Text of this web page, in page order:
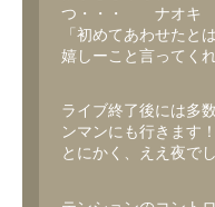
つ・・・ ナオキ
「初めてあわせたと
嬉しーこと言ってく
ライブ終了後には多
ンマンにも行きます
とにかく、ええ夜でし